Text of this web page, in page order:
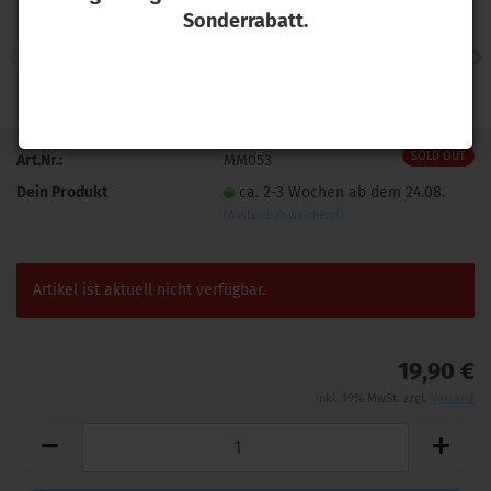
Sonderrabatt.
SOLD OUT
Art.Nr.:
MM053
Dein Produkt
ca. 2-3 Wochen ab dem 24.08.
(Ausland abweichend)
Artikel ist aktuell nicht verfügbar.
19,90 €
Versand